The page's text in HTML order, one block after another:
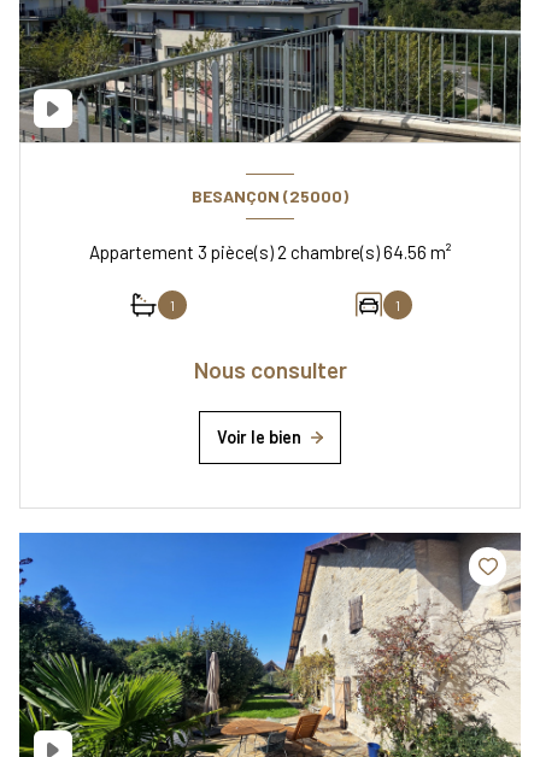
BESANÇON (25000)
Appartement 3 pièce(s) 2 chambre(s) 64.56 m²
1 1
Nous consulter
Voir le bien